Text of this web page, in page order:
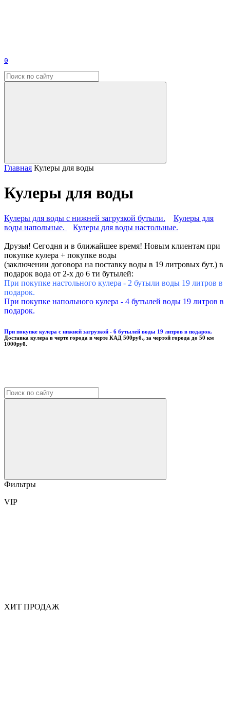
0
Главная Кулеры для воды
Кулеры для воды
Кулеры для воды с нижней загрузкой бутыли.
Кулеры для
воды напольные.
Кулеры для воды настольные.
Друзья! Сегодня и в ближайшее время! Новым клиентам при
покупке кулера + покупке воды
(заключении договора на поставку воды в 19 литровых бут.) в
подарок вода от 2-х до 6 ти бутылей:
При покупке настольного кулера - 2 бутыли воды 19 литров в
подарок.
При покупке напольного кулера - 4 бутылей воды 19 литров в
подарок.
При покупке кулера с нижней загрузкой - 6 бутылей воды 19 литров в подарок.
Доставка кулера в черте города в черте КАД 500руб., за чертой города до 50 км
1000руб.
Фильтры
VIP
ХИТ ПРОДАЖ